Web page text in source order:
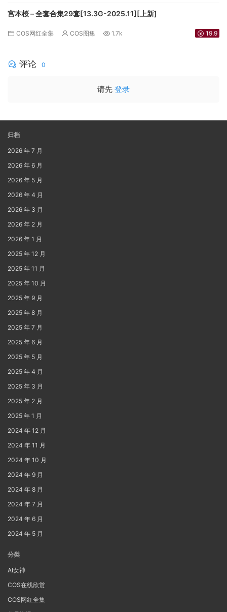
宫本桜 – 全套合集29套[13.3G-2025.11][上新]
COS网红全集 COS图集 1.7k 19.9
评论 0
请先 登录
归档
2026 年 7 月
2026 年 6 月
2026 年 5 月
2026 年 4 月
2026 年 3 月
2026 年 2 月
2026 年 1 月
2025 年 12 月
2025 年 11 月
2025 年 10 月
2025 年 9 月
2025 年 8 月
2025 年 7 月
2025 年 6 月
2025 年 5 月
2025 年 4 月
2025 年 3 月
2025 年 2 月
2025 年 1 月
2024 年 12 月
2024 年 11 月
2024 年 10 月
2024 年 9 月
2024 年 8 月
2024 年 7 月
2024 年 6 月
2024 年 5 月
分类
AI女神
COS在线欣赏
COS网红全集